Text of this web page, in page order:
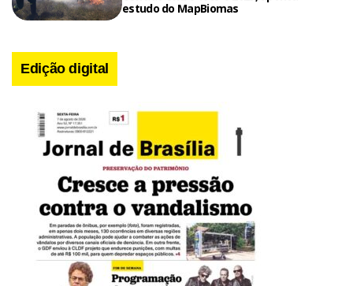
estudo do MapBiomas
Edição digital